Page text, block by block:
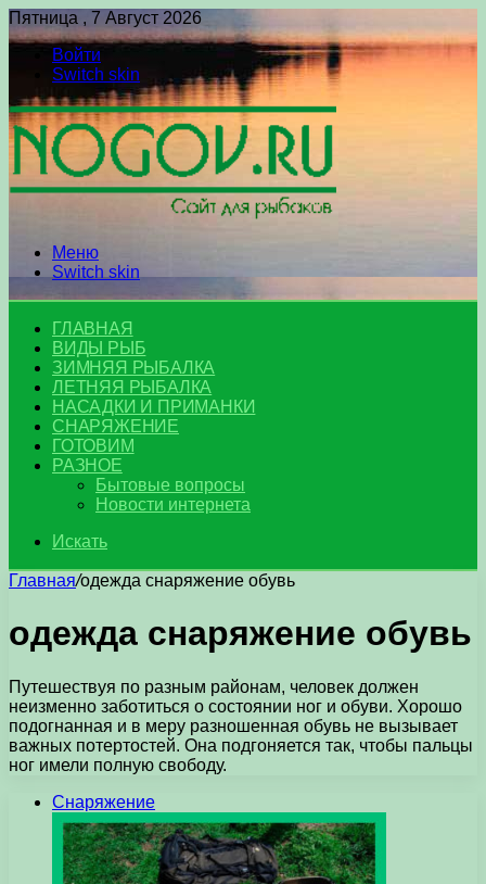
Пятница , 7 Август 2026
Войти
Switch skin
Меню
Switch skin
ГЛАВНАЯ
ВИДЫ РЫБ
ЗИМНЯЯ РЫБАЛКА
ЛЕТНЯЯ РЫБАЛКА
НАСАДКИ И ПРИМАНКИ
СНАРЯЖЕНИЕ
ГОТОВИМ
РАЗНОЕ
Бытовые вопросы
Новости интернета
Искать
Главная/одежда снаряжение обувь
одежда снаряжение обувь
Путешествуя по разным районам, человек должен
неизменно заботиться о состоянии ног и обуви. Хорошо
подогнанная и в меру разношенная обувь не вызывает
важных потертостей. Она подгоняется так, чтобы пальцы
ног имели полную свободу.
Снаряжение